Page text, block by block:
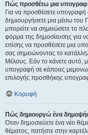
Πώς προσθέτω μια
Για να προσθέσετε
δημιουργήσετε μια μέσω του
μπορείτε να σημειώσετε το
φόρμα της δημοσίευσης για
επίσης να προσθέσετε μια
σας σημειώνοντας το
Μέλους. Εάν το κάνετε αυτό,
υπογραφή σε κάποιες
επιλογής προσθήκης
Κορυφή
Πώς δημιουργώ ένα
Όταν δημοσιεύετε ένα νέο
θέματος, πατήστε στην